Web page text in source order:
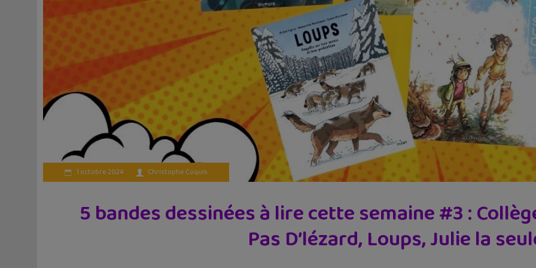
1 octobre 2024 Christophe Coquis
5 bandes dessinées à lire cette semaine #3 :
Pas D’lézard, Loups, Julie la